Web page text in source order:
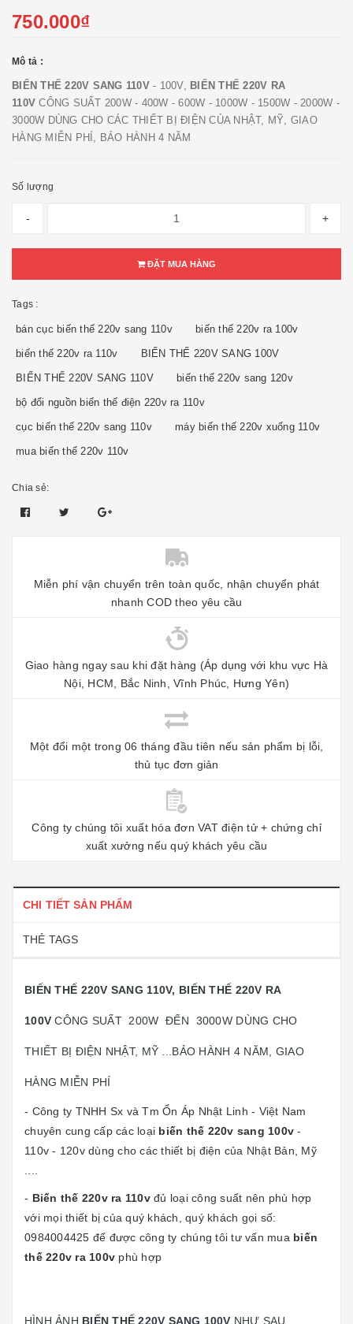
750.000₫
Mô tả :
BIẾN THẾ 220V SANG 110V- 100V, BIẾN THẾ 220V RA
110V CÔNG SUẤT 200W - 400W - 600W - 1000W - 1500W - 2000W -
3000W DÙNG CHO CÁC THIẾT BỊ ĐIỆN CỦA NHẬT, MỸ, GIAO
HÀNG MIỄN PHÍ, BẢO HÀNH 4 NĂM
Số lượng
- +
ĐẶT MUA HÀNG
Tags :
bán cục biến thế 220v sang 110v biến thế 220v ra 100v
biến thế 220v ra 110v BIẾN THẾ 220V SANG 100V
BIẾN THẾ 220V SANG 110V biến thế 220v sang 120v
bộ đổi nguồn biến thế điện 220v ra 110v
cục biến thế 220v sang 110v máy biến thế 220v xuống 110v
mua biến thế 220v 110v
Chia sẻ:
Miễn phí vận chuyển trên toàn quốc, nhận chuyển phát
nhanh COD theo yêu cầu
Giao hàng ngay sau khi đặt hàng (Áp dụng với khu vực Hà
Nội, HCM, Bắc Ninh, Vĩnh Phúc, Hưng Yên)
Một đổi một trong 06 tháng đầu tiên nếu sản phẩm bị lỗi,
thủ tục đơn giản
Công ty chúng tôi xuất hóa đơn VAT điện tử + chứng chỉ
xuất xưởng nếu quý khách yêu cầu
CHI TIẾT SẢN PHẨM
THẺ TAGS
BIẾN THẾ 220V SANG 110V, BIẾN THẾ 220V RA
100VCÔNG SUẤT 200W ĐẾN 3000W DÙNG CHO
THIẾT BỊ ĐIỆN NHẬT, MỸ ...BẢO HÀNH 4 NĂM, GIAO
HÀNG MIỄN PHÍ
- Công ty TNHH Sx và Tm Ổn Áp Nhật Linh - Việt Nam
chuyên cung cấp các loại biến thế 220v sang 100v -
110v - 120v dùng cho các thiết bị điện của Nhật Bản, Mỹ
- Biến thế 220v ra 110vđủ loại công suất nên phù hợp
với mọi thiết bị của quý khách, quý khách gọi số:
0984004425 để được công ty chúng tôi tư vấn mua biến
thế 220v ra 100v phù hợp
HÌNH ẢNH BIẾN THẾ 220V SANG 100V NHƯ SAU